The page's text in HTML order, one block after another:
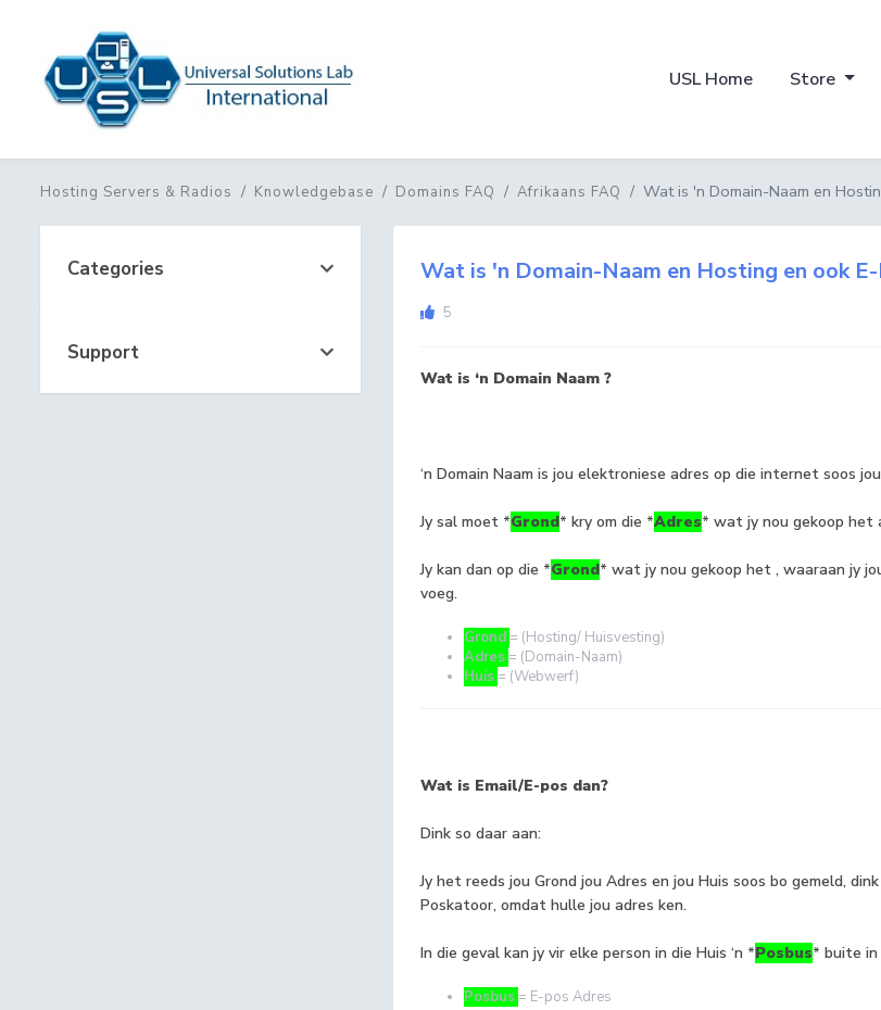
USL Home Store
Hosting Servers & Radios Knowledgebase Domains FAQ Afrikaans FAQ Wat is 'n Domain-Naam en
Categories
Support
Wat is 'n Domain-Naam en Hosting en ook E-
5
Wat is ‘n Domain Naam ?
‘n Domain Naam is jou elektroniese adres op die internet soos
Jy sal moet *Grond* kry om die *Adres* wat jy nou gekoop het
Jy kan dan op die *Grond* wat jy nou gekoop het , waaraan jy
voeg.
Grond = (Hosting/ Huisvesting)
Adres = (Domain-Naam)
Huis = (Webwerf)
Wat is Email/E-pos dan?
Dink so daar aan:
Jy het reeds jou Grond jou Adres en jou Huis soos bo gemeld,
Poskatoor, omdat hulle jou adres ken.
In die geval kan jy vir elke person in die Huis ‘n *Posbus* buite
Posbus = E-pos Adres